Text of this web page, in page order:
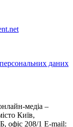
персональних даних
медіа –
Київ,
208/1 E-mail: